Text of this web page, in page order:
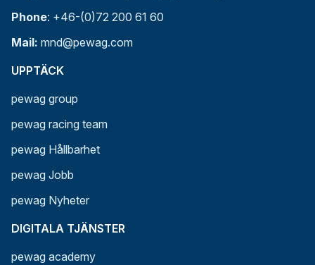
Phone: +46-(0)72 200 61 60
Mail: mnd@pewag.com
UPPTÄCK
pewag group
pewag racing team
pewag Hållbarhet
pewag Jobb
pewag Nyheter
DIGITALA TJÄNSTER
pewag academy